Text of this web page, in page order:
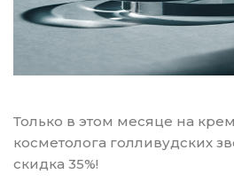
Только в этом месяце на
косметолога голливудских
скидка 35%!